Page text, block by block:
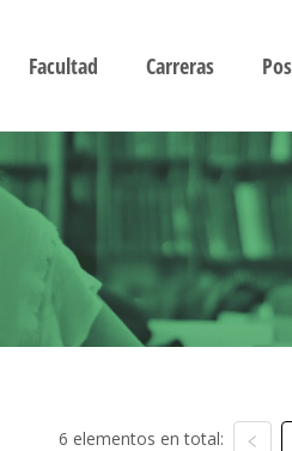
Facultad Carreras
6 elementos en total: